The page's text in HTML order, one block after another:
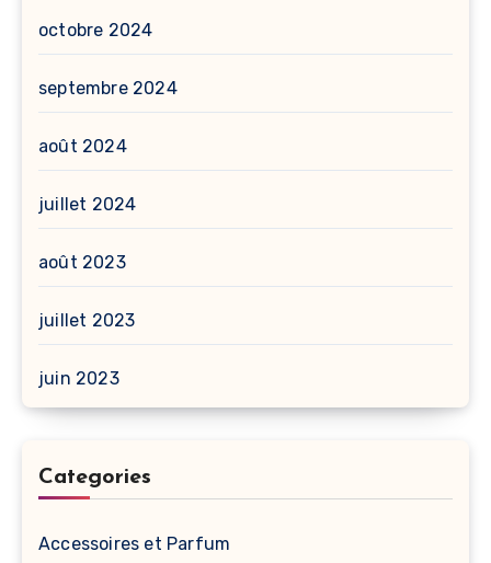
octobre 2024
septembre 2024
août 2024
juillet 2024
août 2023
juillet 2023
juin 2023
Categories
Accessoires et Parfum